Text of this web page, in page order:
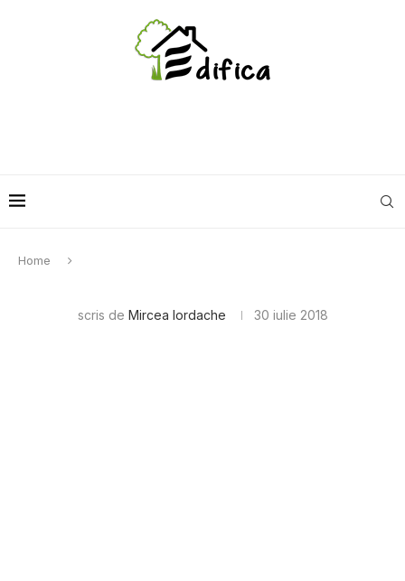
Home
scris de Mircea Iordache 30 iulie 2018